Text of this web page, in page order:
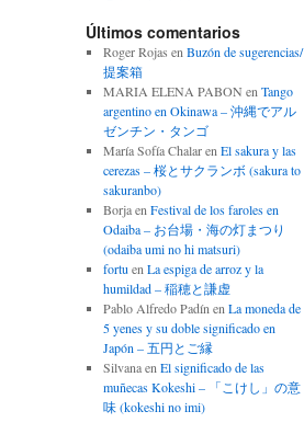
Últimos comentarios
Roger Rojas en Buzón de sugerencias/
提案箱
MARIA ELENA PABON en Tango
argentino en Okinawa – 沖縄でアル
ゼンチン・タンゴ
María Sofía Chalaren El sakura y las
cerezas – 桜とサクランボ (sakura to
sakuranbo)
Borjaen Festival de los faroles en
Odaiba – お台場・海の灯まつり
(odaiba umi no hi matsuri)
fortu en La espiga de arroz y la
humildad – 稲穂と謙虚
Pablo Alfredo Padín en La moneda de
5 yenes y su doble significado en
Japón – 五円とご縁
Silvanaen El significado de las
muñecas Kokeshi – 「こけし」の意
味 (kokeshi no imi)